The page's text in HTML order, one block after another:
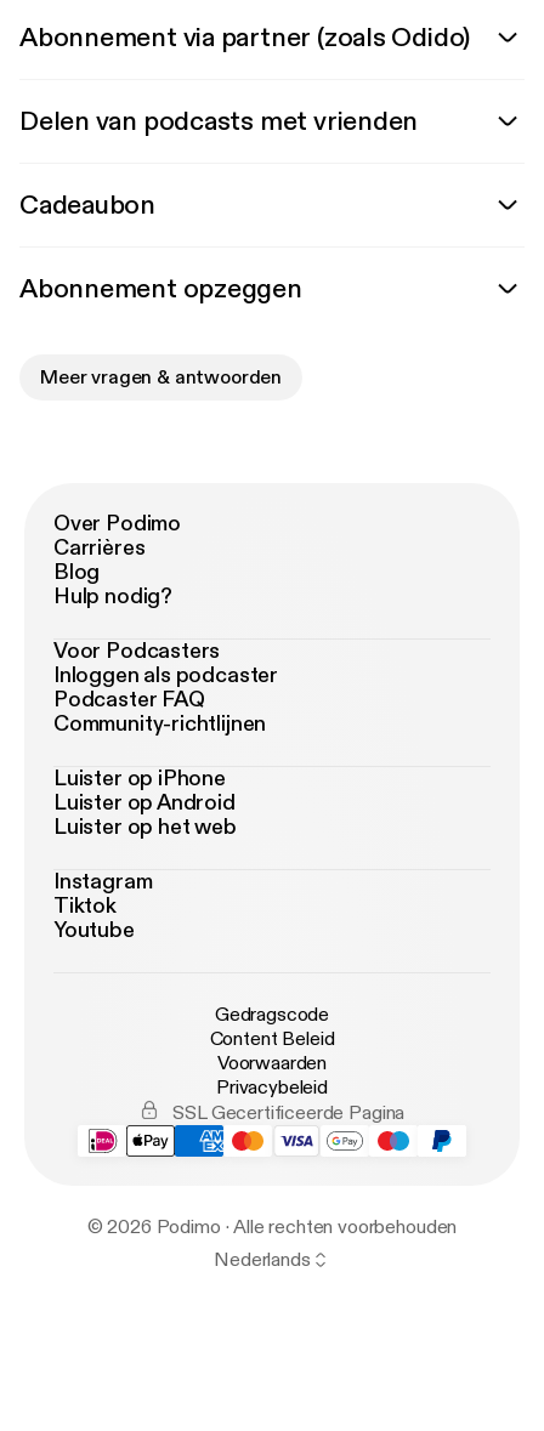
Abonnement via partner (zoals Odido)
Delen van podcasts met vrienden
Cadeaubon
Abonnement opzeggen
Meer vragen & antwoorden
Over Podimo
Carrières
Blog
Hulp nodig?
Voor Podcasters
Inloggen als podcaster
Podcaster FAQ
Community-richtlijnen
Luister op iPhone
Luister op Android
Luister op het web
Instagram
Tiktok
Youtube
Gedragscode
Content Beleid
Voorwaarden
Privacybeleid
SSL Gecertificeerde Pagina
© 2026 Podimo · Alle rechten voorbehouden
Nederlands